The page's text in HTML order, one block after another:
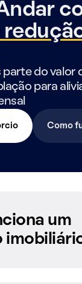
parte do valor
para
Como
um